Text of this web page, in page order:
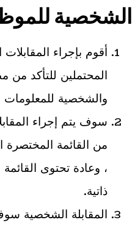
الشخصية
أقوم بإجراء
المحتملين للتأكد من
والشخصية للمعلومات
سوف يتم إجراء
من القائمة المختصرة
، وعادة تحتوى
ذاتية.
المقابلة الشخصية